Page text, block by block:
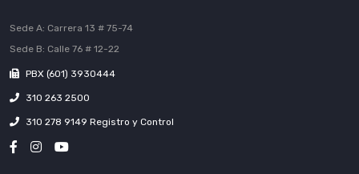
Sede A: Carrera 13 # 75-74
Sede B: Calle 76 # 12-22
PBX (601) 3930444
310 263 2500
310 278 9149 Registro y Control